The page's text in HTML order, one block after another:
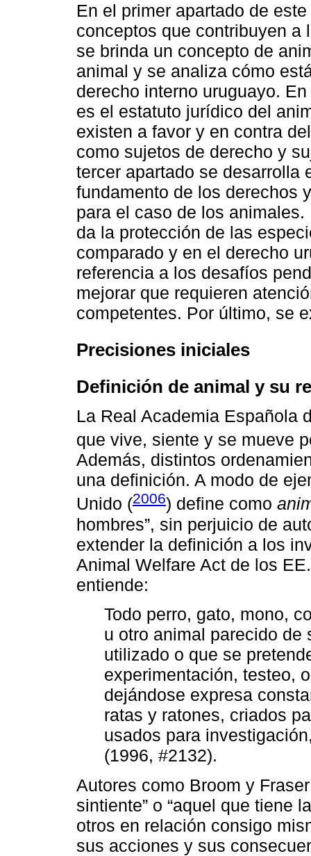
En el primer apartado de
conceptos que contribuyen a
se brinda un concepto de
animal y se analiza cómo
derecho interno uruguayo.
es el estatuto jurídico del
existen a favor y en contra
como sujetos de derecho y
tercer apartado se desarrolla
fundamento de los derechos
para el caso de los
da la protección de las
comparado y en el derecho
referencia a los desafíos
mejorar que requieren
competentes. Por último, se
Precisiones iniciales
Definición de animal y su
La Real Academia Española
que vive, siente y se mueve
Además, distintos
una definición. A modo de
Unido (2006) define como
hombres”, sin perjuicio de
extender la definición a los
Animal Welfare Act de los
entiende:
Todo perro, gato, mono,
u otro animal parecido de
utilizado o que se
experimentación, testeo,
dejándose expresa
ratas y ratones, criados
usados para
(1996, #2132).
Autores como Broom y
sintiente” o “aquel que tiene
otros en relación consigo
sus acciones y sus